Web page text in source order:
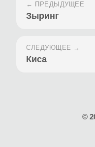
← ПРЕДЫДУЩЕЕ
Зыринг
СЛЕДУЮЩЕЕ →
Киса
©